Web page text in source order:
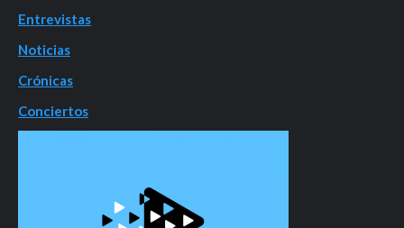
Entrevistas
Noticias
Crónicas
Conciertos